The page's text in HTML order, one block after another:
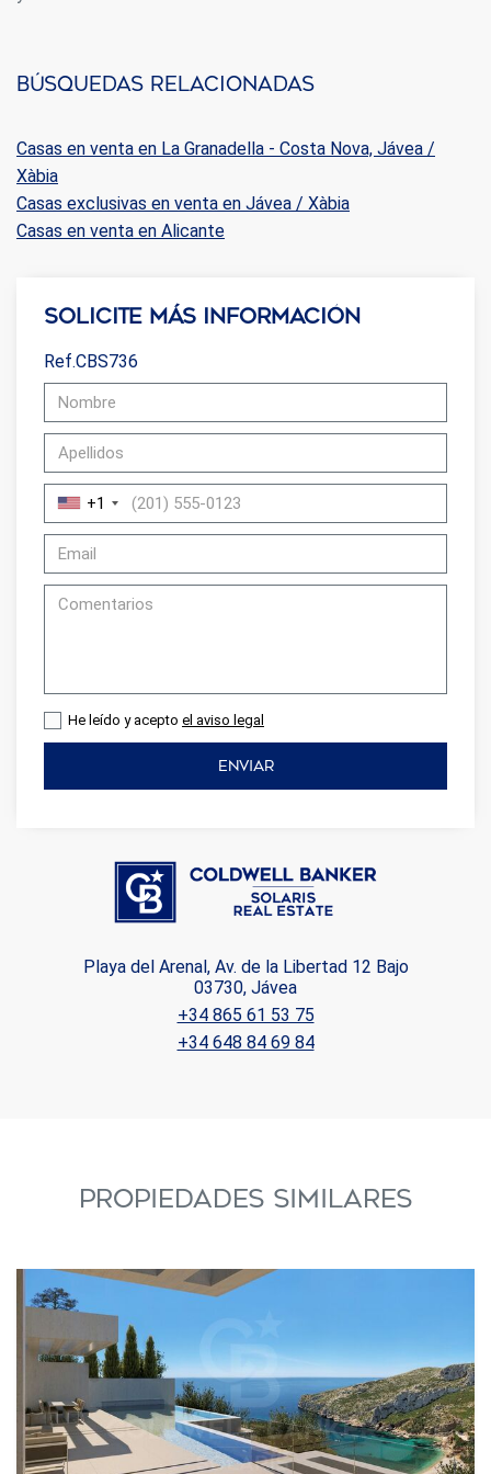
Búsquedas relacionadas
Casas en venta en La Granadella - Costa Nova, Jávea /
Xàbia
Casas exclusivas en venta en Jávea / Xàbia
Casas en venta en Alicante
Solicite más información
Ref.CBS736
+1
He leído y acepto el aviso legal
ENVIAR
Playa del Arenal, Av. de la Libertad 12 Bajo
03730, Jávea
+34 865 61 53 75
+34 648 84 69 84
PROPIEDADES SIMILARES